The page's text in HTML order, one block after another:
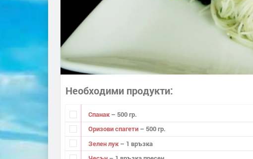
Необходими продукти
Спанак – 500 гр.
Оризови спагети – 500 гр.
Зелен лук – 1 връзка